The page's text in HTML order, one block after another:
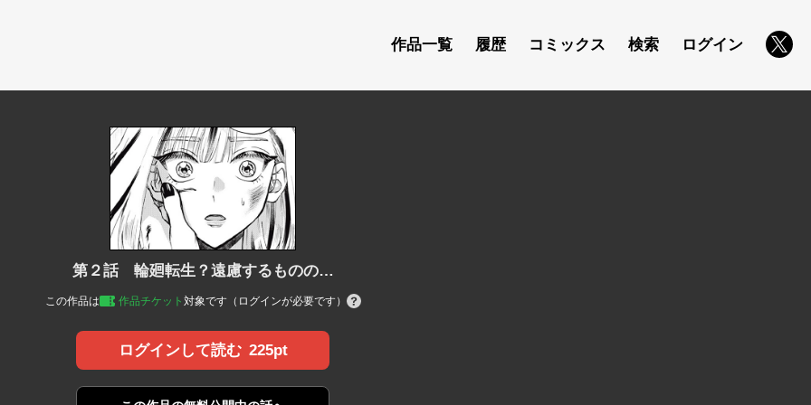
作品一覧 履歴 コミックス 検索 ログイン
第２話 輪廻転生？遠慮するものの…
この作品は 作品チケット 対象です（ログインが必要です）
ログインして読む 225pt